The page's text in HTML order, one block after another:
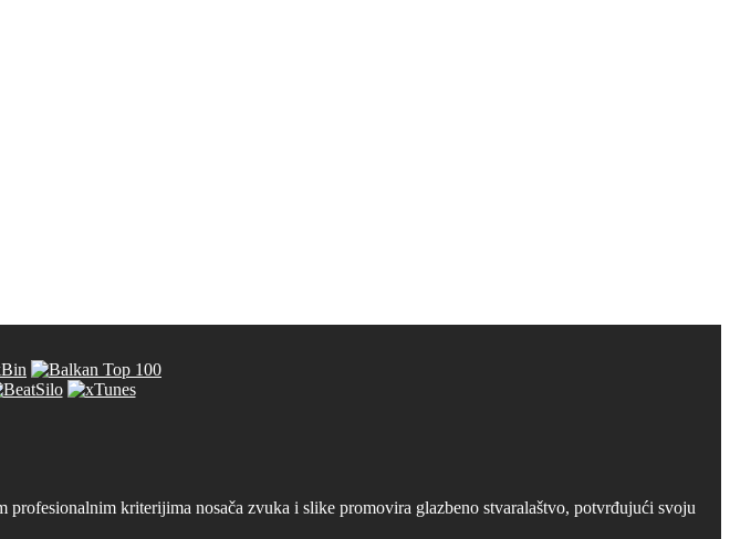
kriterijima nosača zvuka i slike promovira glazbeno stvaralaštvo, potvrđujući svoju